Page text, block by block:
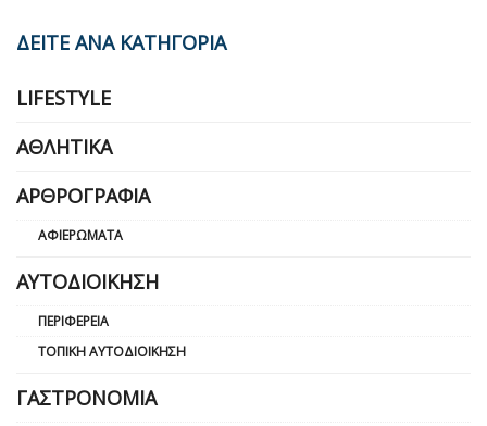
ΔΕΙΤΕ ΑΝΑ ΚΑΤΗΓΟΡΙΑ
LIFESTYLE
ΑΘΛΗΤΙΚΆ
ΑΡΘΡΟΓΡΑΦΊΑ
ΑΦΙΕΡΏΜΑΤΑ
ΑΥΤΟΔΙΟΊΚΗΣΗ
ΠΕΡΙΦΈΡΕΙΑ
ΤΟΠΙΚΉ ΑΥΤΟΔΙΟΊΚΗΣΗ
ΓΑΣΤΡΟΝΟΜΊΑ